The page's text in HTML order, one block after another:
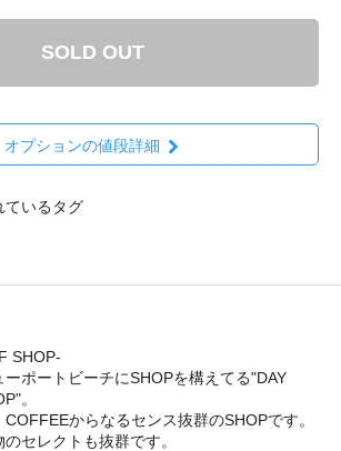
SOLD OUT
オプションの値段詳細
ているタグ
SHOP-
ポートビーチにSHOPを構えてる"DAY
。
からなるセンス抜群のSHOPです。
セレクトも抜群です。